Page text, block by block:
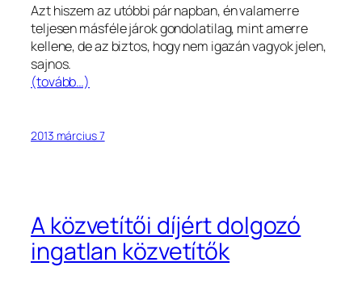
Azt hiszem az utóbbi pár napban, én valamerre
teljesen másféle járok gondolatilag, mint amerre
kellene, de az biztos, hogy nem igazán vagyok jelen,
sajnos.
(tovább…)
2013 március 7
A közvetítői díjért dolgozó
ingatlan közvetítők